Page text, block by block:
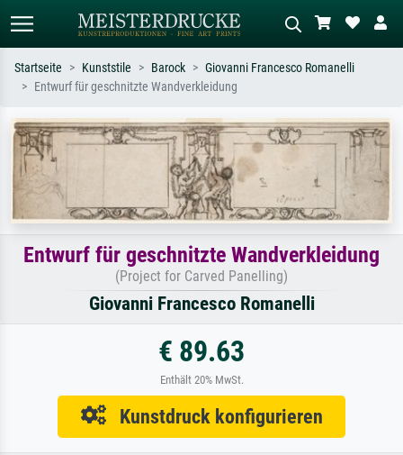
Suchen Sie nach Künstlern, Werktiteln
oder Stilen – z.B. Monet,
Sternennacht, Impressionismus, Welle
Beschreiben Sie die Szene – z.B. Grüne
Wiese, Abstrakt mit viel Rot, Dunkles
Ölgemälde, Stehender Akt neben einem
Startseite Kunststile Barock
Giovanni Francesco Romanelli
Entwurf für geschnitzte Wandverkleidung
Entwurf für geschnitzte Wandverkleidung
(Project for Carved Panelling)
Giovanni Francesco Romanelli
€ 89.63
Enthält 20% MwSt.
Kunstdruck konfigurieren